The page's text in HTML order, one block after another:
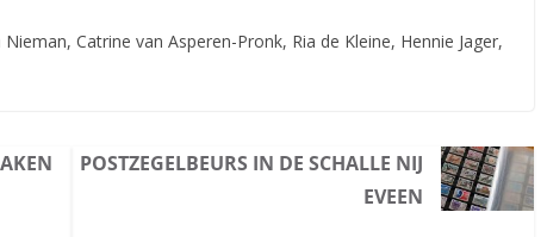
Catrine van Asperen-Pronk, Ria de Kleine, Hennie Jager,
POSTZEGELBEURS IN DE SCHALLE NIJ
EVEEN